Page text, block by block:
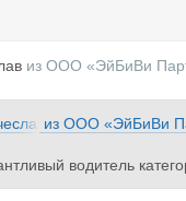
из ООО «ЭйБиВи
из ООО «ЭйБиВи
водитель
2012 г.в. на маршрут